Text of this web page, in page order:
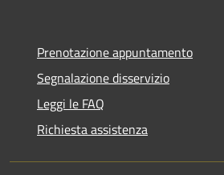
Prenotazione appuntamento
Segnalazione disservizio
Leggi le FAQ
Richiesta assistenza